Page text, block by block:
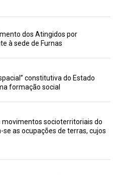
dos Atingidos por
à sede de Furnas
constitutiva do Estado
formação social
movimentos socioterritoriais do
se as ocupações de terras, cujos